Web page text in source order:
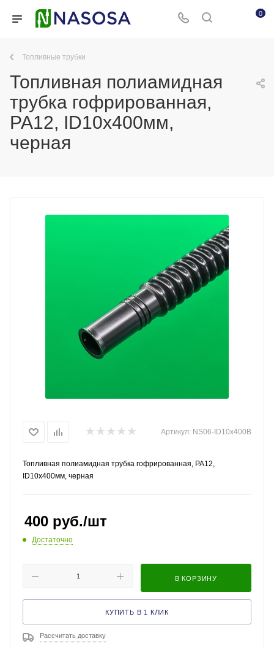
0
Топливные трубки
Топливная полиамидная
трубка гофрированная,
PA12, ID10x400мм,
черная
Артикул: NS06-ID10x400B
Топливная полиамидная трубка гофрированная, PA12,
ID10x400мм, черная
400 руб./шт
Достаточно
В КОРЗИНУ
КУПИТЬ В 1 КЛИК
Рассчитать доставку